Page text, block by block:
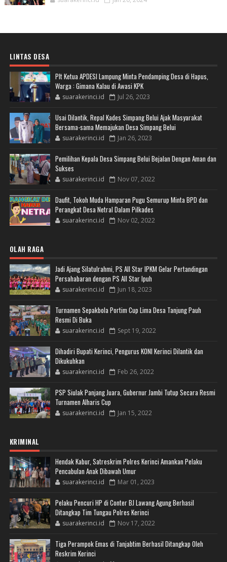
LINTAS DESA
Plt Ketua APDESI Lampung Minta Pendamping Desa di Hapus,
Warga : Gimana Kalau di Awasi KPK
suarakerinci.id Jul 26, 2023
Usai Dilantik, Repal Kades Simpang Belui Ajak Masyarakat
Bersama-sama Memajukan Desa Simpang Belui
suarakerinci.id Jan 26, 2023
Pemilihan Kepala Desa Simpang Belui Bejalan Dengan Aman dan
Sukses
suarakerinci.id Nov 07, 2022
Daufit, Tokoh Muda Hamparan Pugu Semurup Minta BPD dan
Perangkat Desa Netral Dalam Pilkades
suarakerinci.id Nov 02, 2022
OLAH RAGA
Jadi Ajang Silatulrahmi, PS All Star IPKM Gelar Pertandingan
Persahabaran dengan PS All Star Ipuh
suarakerinci.id Jun 18, 2023
Turnamen Sepakbola Portim Cup Lima Desa Tanjung Pauh
Resmi Di Buka
suarakerinci.id Sept 19, 2022
Dihadiri Bupati Kerinci, Pengurus KONI Kerinci Dilantik dan
Dikukuhkan
suarakerinci.id Feb 26, 2022
PSP Siulak Panjang Juara, Gubernur Jambi Tutup Secara Resmi
Turnamen Alharis Cup
suarakerinci.id Jan 15, 2022
KRIMINAL
Hendak Kabur, Satreskrim Polres Kerinci Amankan Pelaku
Pencabulan Anak Dibawah Umur
suarakerinci.id Mar 01, 2023
Pelaku Pencuri HP di Conter BJ Lawang Agung Berhasil
Ditangkap Tim Tungau Polres Kerinci
suarakerinci.id Nov 17, 2022
Tiga Perampok Emas di Tanjabtim Berhasil Ditangkap Oleh
Reskrim Kerinci